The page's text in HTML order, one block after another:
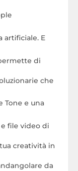
artificiale. E
di
che
Tone e una
file video di
creatività in
da